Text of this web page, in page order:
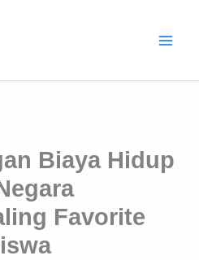
Biaya Hidup
Favorite